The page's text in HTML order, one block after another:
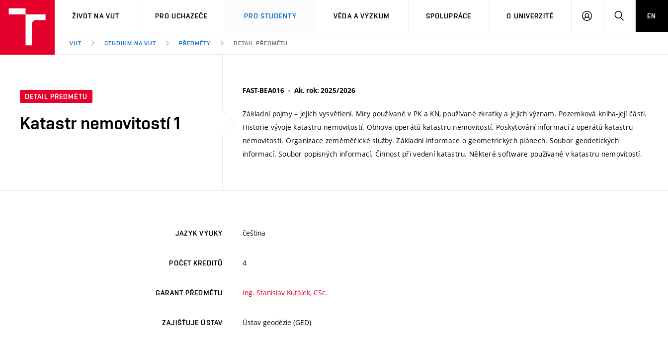
VUT
ŽIVOT NA VUT PRO UCHAZEČE PRO STUDENTY VĚDA A VÝZKUM SPOLUPRÁCE O UNIVERZITĚ
PŘIHLÁSIT HLEDATEN
VUT STUDIUM NA VUT PŘEDMĚTY DETAIL PŘEDMĚTU
DETAIL PŘEDMĚTU
Katastr nemovitostí 1
FAST-BEA016 Ak. rok: 2025/2026
Základní pojmy – jejich vysvětlení. Míry používané v PK a KN, používané zkratky a jejich význam. Pozemková kniha-její části.
Historie vývoje katastru nemovitostí. Obnova operátů katastru nemovitostí. Poskytování informací z operátů katastru
nemovitostí. Organizace zeměměřické služby. Základní informace o geometrických plánech. Soubor geodetických
informací. Soubor popisných informací. Činnost při vedení katastru. Některé software používané v katastru nemovitostí.
JAZYK VÝUKY čeština
POČET KREDITŮ 4
GARANT PŘEDMĚTU Ing. Stanislav Kutálek, CSc.
ZAJIŠŤUJE ÚSTAV Ústav geodézie (GED)